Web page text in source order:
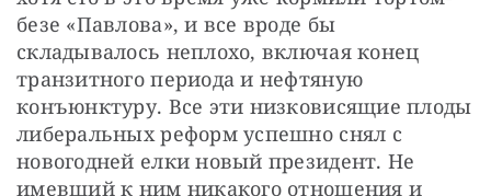
безе «Павлова», и все вроде бы
складывалось неплохо, включая конец
транзитного периода и нефтяную
конъюнктуру. Все эти низковисящие плоды
либеральных реформ успешно снял с
новогодней елки новый президент. Не
имевший к ним никакого отношения и